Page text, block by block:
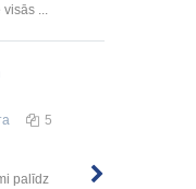
...
5
palīdz